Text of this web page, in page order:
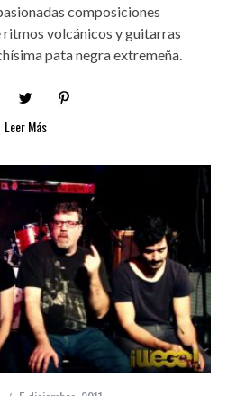
composiciones
ritmos volcánicos y guitarras
pata negra extremeña.
Leer Más